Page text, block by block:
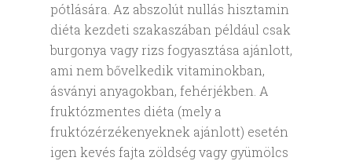
pótlására. Az abszolút nullás hisztamin
diéta kezdeti szakaszában például csak
burgonya vagy rizs fogyasztása ajánlott,
ami nem bővelkedik vitaminokban,
ásványi anyagokban, fehérjékben. A
fruktózmentes diéta (mely a
fruktózérzékenyeknek ajánlott) esetén
igen kevés fajta zöldség vagy gyümölcs